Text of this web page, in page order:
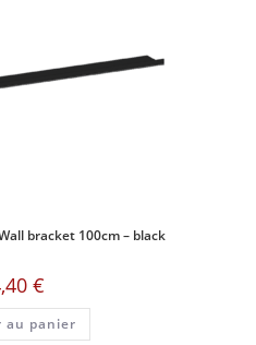
bracket 100cm – black
€
au panier